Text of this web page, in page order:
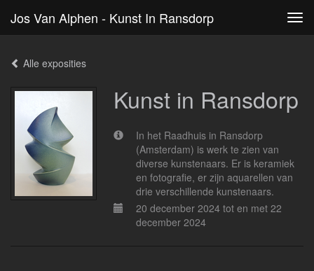
Jos Van Alphen - Kunst In Ransdorp
Alle exposities
Kunst in Ransdorp
In het Raadhuis in Ransdorp
(Amsterdam) is werk te zien van
diverse kunstenaars. Er is keramiek
en fotografie, er zijn aquarellen van
drie verschillende kunstenaars.
20 december 2024 tot en met 22
december 2024